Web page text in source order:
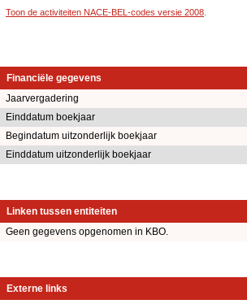
Toon de activiteiten NACE-BEL-codes versie 2008
Financiële gegevens
Jaarvergadering
Einddatum boekjaar
Begindatum uitzonderlijk boekjaar
Einddatum uitzonderlijk boekjaar
Linken tussen entiteiten
Geen gegevens opgenomen in KBO.
Externe links